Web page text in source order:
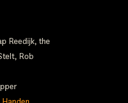
Reedijk, the
Rob